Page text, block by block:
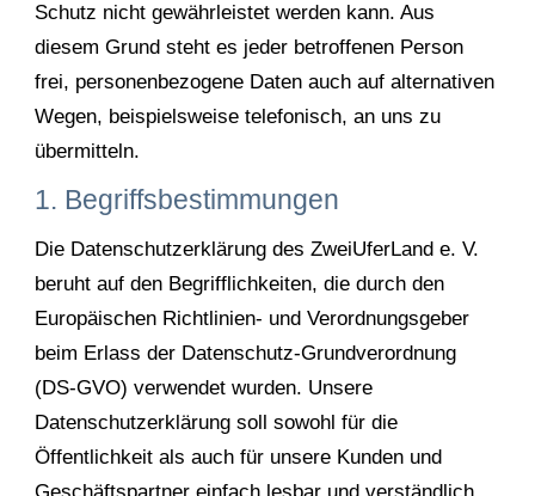
Schutz nicht gewährleistet werden kann. Aus
diesem Grund steht es jeder betroffenen Person
frei, personenbezogene Daten auch auf alternativen
Wegen, beispielsweise telefonisch, an uns zu
übermitteln.
1. Begriffsbestimmungen
Die Datenschutzerklärung des ZweiUferLand e. V.
beruht auf den Begrifflichkeiten, die durch den
Europäischen Richtlinien- und Verordnungsgeber
beim Erlass der Datenschutz-Grundverordnung
(DS-GVO) verwendet wurden. Unsere
Datenschutzerklärung soll sowohl für die
Öffentlichkeit als auch für unsere Kunden und